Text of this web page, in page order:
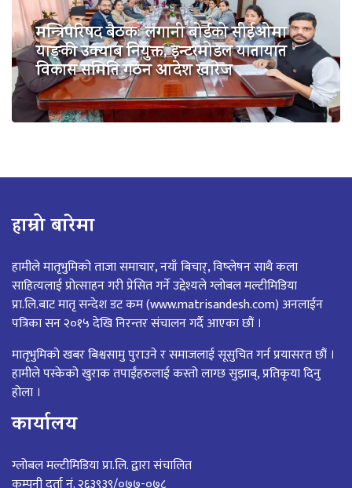
मन्त्रिपरिषद बैठकः लगानी बोर्डको सीईओमा
याङ्की उक्याब नियुक्त, इन्टरमोडल यातायात
विकास समिति गठन आदेश खारेज
हाम्रो बारेमा
हामीले मातृभुमिको ताजा समाचार, नयाँ बिचार्, विष्लेषन साथै कला
साहित्यलाई प्रोत्साहन गरी प्रेसित गर्ने उद्देश्यले ग्लोबल मल्टीमिडिया
प्रा.लि.बाट मातृ सन्देश डट कम (www.matrisandesh.com) अनलाईन
पत्रिका सन २०१५ देखि निरन्तर संचालन गर्दै आएका छौं ।
मातृभुमिको खबर बिश्वसामु पुराउने र समाजलाई सूसुचित गर्न प्रयासरत छौं ।
हामीले पस्केको खुराक तपाईंहरुलाई कस्तो लाग्छ सुझाब्, प्रतिकृया दिनु
होला ।
कार्यालय
ग्लोबल मल्टीमिडिया प्रा.लि. द्वारा संचालित